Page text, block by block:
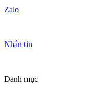
Zalo
Nhắn tin
Danh mục